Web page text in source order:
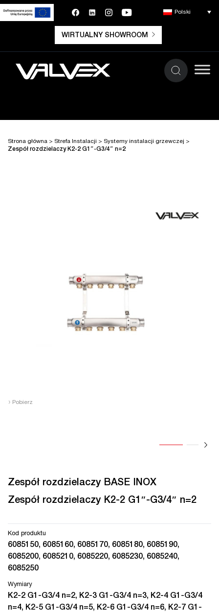
WIRTUALNY SHOWROOM
Polski
Strona główna > Strefa Instalacji > Systemy instalacji grzewczej >
Zespół rozdzielaczy K2-2 G1″-G3/4″ n=2
› Pobierz
Zespół rozdzielaczy BASE INOX
Zespół rozdzielaczy K2-2 G1″-G3/4″ n=2
Kod produktu
6085150, 6085160, 6085170, 6085180, 6085190,
6085200, 6085210, 6085220, 6085230, 6085240,
6085250
Wymiary
K2-2 G1-G3/4 n=2, K2-3 G1-G3/4 n=3, K2-4 G1-G3/4
n=4, K2-5 G1-G3/4 n=5, K2-6 G1-G3/4 n=6, K2-7 G1-